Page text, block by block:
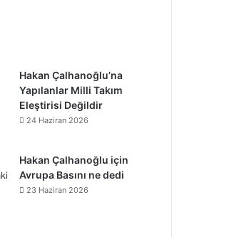
Hakan Çalhanoğlu’na
Yapılanlar Milli Takım
Eleştirisi Değildir
24 Haziran 2026
Hakan Çalhanoğlu için
Avrupa Basını ne dedi
23 Haziran 2026